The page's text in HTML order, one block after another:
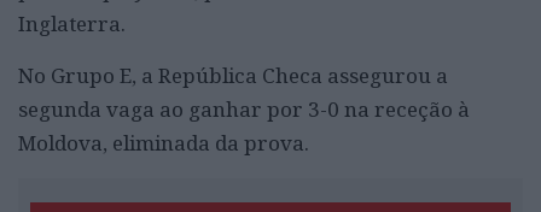
Inglaterra.
No Grupo E, a República Checa assegurou a
segunda vaga ao ganhar por 3-0 na receção à
Moldova, eliminada da prova.